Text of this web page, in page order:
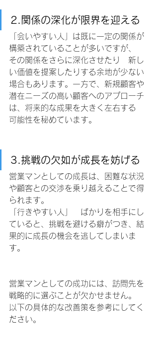
2.関係の深化が限界を迎える
「会いやすい人」は既に一定の関係が
構築されていることが多いですが、
その関係をさらに深化させたり　新し
い価値を提案したりする余地が少ない
場合もあります。一方で、新規顧客や
潜在ニーズの高い顧客へのアプローチ
は、将来的な成果を大きく左右する
可能性を秘めています。
3.挑戦の欠如が成長を妨げる
営業マンとしての成長は、困難な状況
や顧客との交渉を乗り越えることで得
られます。
「行きやすい人」　ばかりを相手にし
ていると、挑戦を避ける癖がつき、結
果的に成長の機会を逃してしまいま
す。
営業マンとしての成功には、訪問先を
戦略的に選ぶことが欠かせません。
以下の具体的な改善策を参考にしてく
ださい。